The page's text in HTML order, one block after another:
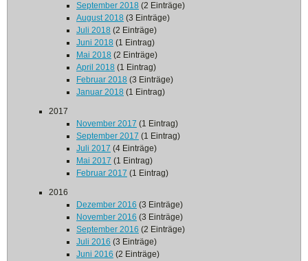
September 2018 (2 Einträge)
August 2018 (3 Einträge)
Juli 2018 (2 Einträge)
Juni 2018 (1 Eintrag)
Mai 2018 (2 Einträge)
April 2018 (1 Eintrag)
Februar 2018 (3 Einträge)
Januar 2018 (1 Eintrag)
2017
November 2017 (1 Eintrag)
September 2017 (1 Eintrag)
Juli 2017 (4 Einträge)
Mai 2017 (1 Eintrag)
Februar 2017 (1 Eintrag)
2016
Dezember 2016 (3 Einträge)
November 2016 (3 Einträge)
September 2016 (2 Einträge)
Juli 2016 (3 Einträge)
Juni 2016 (2 Einträge)